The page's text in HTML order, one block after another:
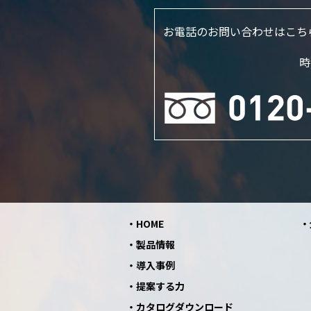
お電話のお問い合わせはこち
HOME
製品情報
導入事例
提案する力
カタログダウンロード